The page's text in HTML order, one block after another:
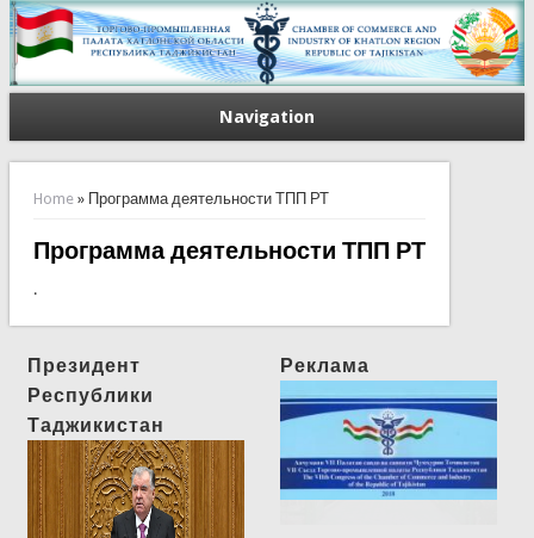
Navigation
You are here
Home» Программа деятельности ТПП РТ
Программа деятельности ТПП РТ
.
Президент
Республики
Таджикистан
Реклама